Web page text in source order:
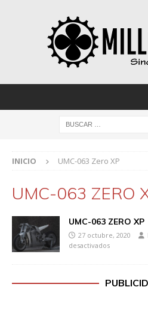
INICIO UMC-063 Zero XP
UMC-063 ZERO
UMC-063 ZERO XP
27 octubre, 2020
desactivados